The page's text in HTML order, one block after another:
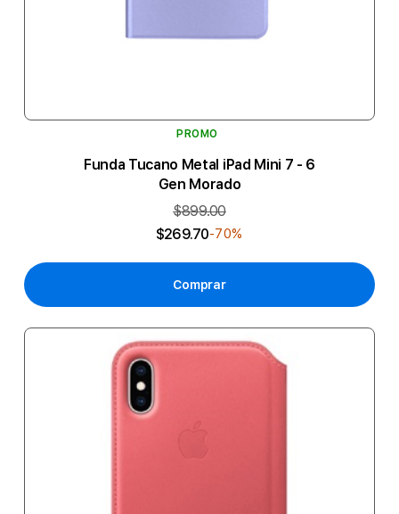
PROMO
Funda Tucano Metal iPad Mini 7 - 6
Gen Morado
$899.00
$269.70-70%
Comprar